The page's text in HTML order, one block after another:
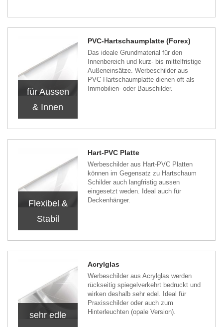
für Aussen
& Innen
PVC-Hartschaumplatte (Forex)
Das ideale Grundmaterial für den
Innenbereich und kurz- bis mittelfristige
Außeneinsätze. Werbeschilder aus
PVC-Hartschaumplatte dienen oft als
Immobilien- oder Bauschilder.
Flexibel &
Stabil
Hart-PVC Platte
Werbeschilder aus Hart-PVC Platten
können im Gegensatz zu Hartschaum
Schilder auch langfristig aussen
eingesetzt weden. Ideal auch für
Deckenhänger.
sehr edle
Acrylglas
Werbeschilder aus Acrylglas werden
rückseitig spiegelverkehrt bedruckt und
wirken deshalb sehr edel. Ideal für
Praxisschilder oder auch zum
Hinterleuchten (opale Version).